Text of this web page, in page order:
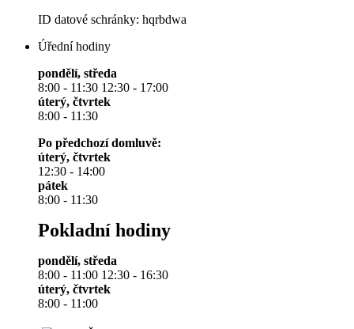
ID datové schránky: hqrbdwa
Úřední hodiny
pondělí, středa
8:00 - 11:30 12:30 - 17:00
úterý, čtvrtek
8:00 - 11:30
Po předchozí domluvě:
úterý, čtvrtek
12:30 - 14:00
pátek
8:00 - 11:30
Pokladní hodiny
pondělí, středa
8:00 - 11:00 12:30 - 16:30
úterý, čtvrtek
8:00 - 11:00